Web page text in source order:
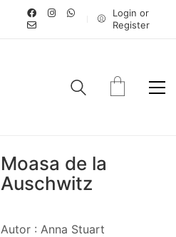
Login or
Register
Moasa de la
Auschwitz
Autor : Anna Stuart